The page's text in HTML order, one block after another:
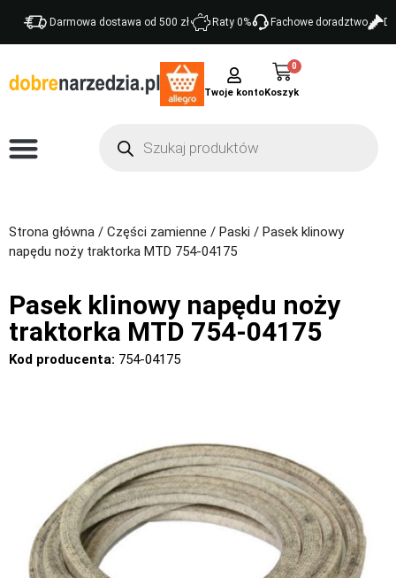
Darmowa dostawa od 500 zł Raty 0% Fachowe doradztwo
Twoje konto
0
Strona główna / Części zamienne / Paski / Pasek klinowy
napędu noży traktorka MTD 754-04175
Pasek klinowy napędu noży
traktorka MTD 754-04175
Kod producenta: 754-04175